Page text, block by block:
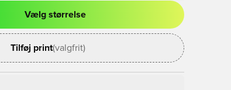
ind eller tilmelde dig som medlem
Vælg størrelse
Tilføj print(valgfrit)